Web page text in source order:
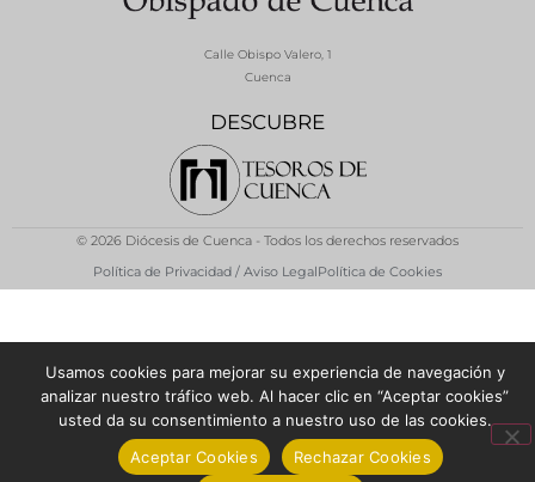
DESCUBRE
Calle Obispo Valero, 1
Cuenca
© 2026 Diócesis de Cuenca - Todos los derechos reservados
Política de Privacidad / Aviso LegalPolítica de Cookies
Usamos cookies para mejorar su experiencia de navegación y
analizar nuestro tráfico web. Al hacer clic en “Aceptar cookies”
usted da su consentimiento a nuestro uso de las cookies.
Aceptar Cookies
Rechazar Cookies